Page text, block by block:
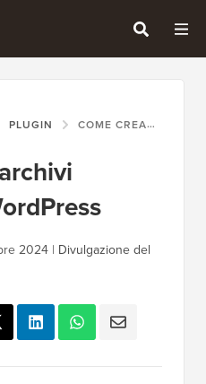
PLUGIN COME CREARE ARCHIVI COMPATTI IN WORDPRESS
2024 | Divulgazione del